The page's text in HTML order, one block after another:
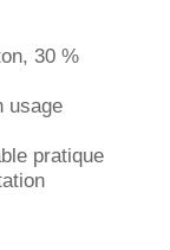
30 %
usage
pratique